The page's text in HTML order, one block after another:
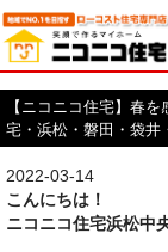
【ニコニコ住宅】春を
宅・浜松・磐田・袋井
2022-03-14
こんにちは！
ニコニコ住宅浜松中